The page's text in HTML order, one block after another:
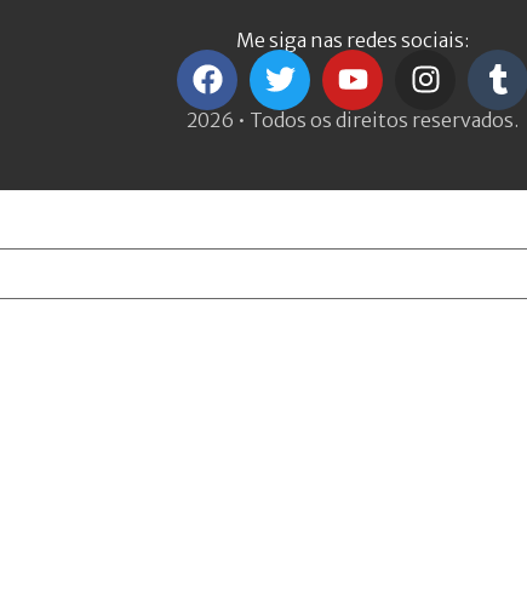
Me siga nas redes sociais:
2026 • Todos os direitos reservados.